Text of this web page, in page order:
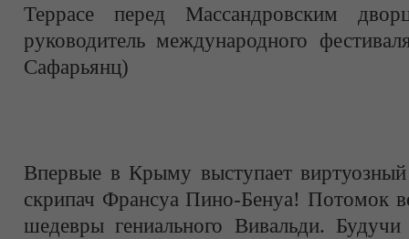
Террасе перед Массандровским
руководитель международного
Сафарьянц)
Впервые в Крыму выступает
скрипач Франсуа Пино-Бенуа! Потомок
шедевры гениального Вивальди.